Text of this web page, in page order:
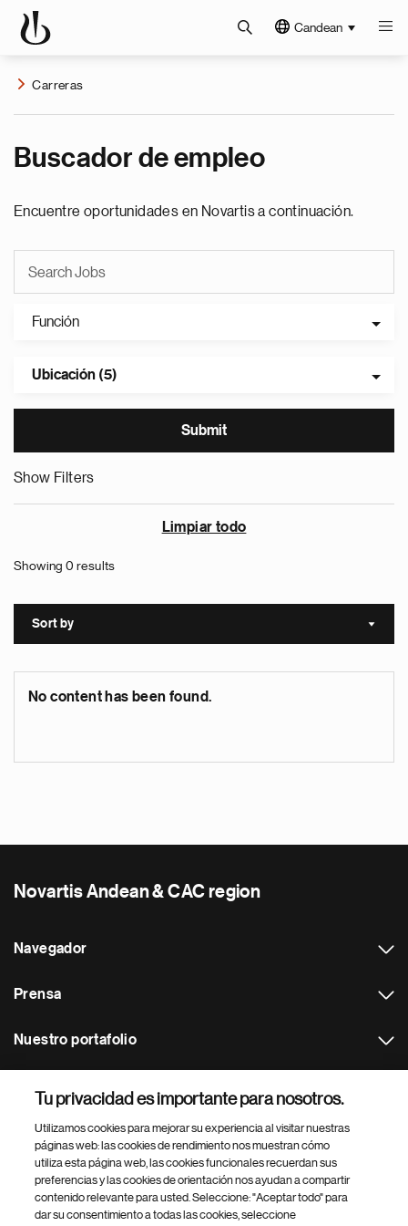
Candean
Carreras
Buscador de empleo
Encuentre oportunidades en Novartis a continuación.
Función
Ubicación (5)
Show Filters
Limpiar todo
Showing 0 results
Sort by Sort
No content has been found.
Novartis Andean & CAC region
Navegador
Prensa
Nuestro portafolio
Footer Site Search
Tu privacidad es importante para nosotros.
Utilizamos cookies para mejorar su experiencia al visitar nuestras
páginas web: las cookies de rendimiento nos muestran cómo
utiliza esta página web, las cookies funcionales recuerdan sus
preferencias y las cookies de orientación nos ayudan a compartir
contenido relevante para usted. Seleccione: "Aceptar todo" para
dar su consentimiento a todas las cookies, seleccione